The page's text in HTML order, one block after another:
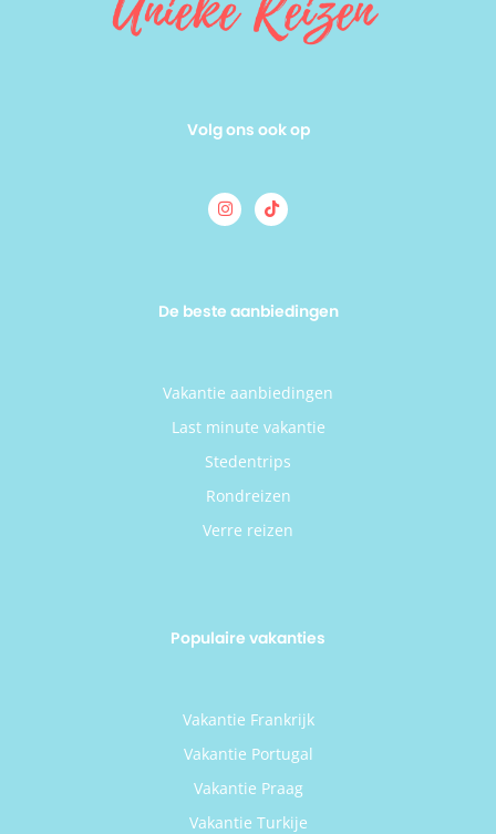
Volg ons ook op
De beste aanbiedingen
Vakantie aanbiedingen
Last minute vakantie
Stedentrips
Rondreizen
Verre reizen
Populaire vakanties
Vakantie Frankrijk
Vakantie Portugal
Vakantie Praag
Vakantie Turkije